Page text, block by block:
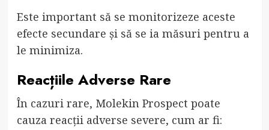
Este important să se monitorizeze aceste
efecte secundare și să se ia măsuri pentru a
le minimiza.
Reacțiile Adverse Rare
În cazuri rare, Molekin Prospect poate
cauza reacții adverse severe, cum ar fi: